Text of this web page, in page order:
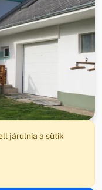
járulnia a sütik